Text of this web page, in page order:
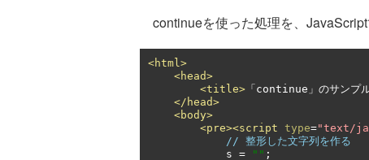
continueを使った処理を、JavaScript
<html>
<head>
<title> 「continue」のサンプ
</head>
<body>
<pre><script type="text/
// 整形した文字列を作る
            s
= "" ;